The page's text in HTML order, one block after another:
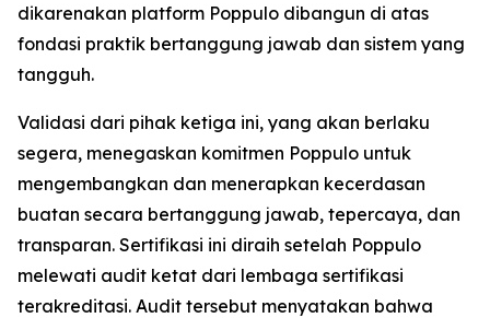
dikarenakan platform Poppulo dibangun di atas
fondasi praktik bertanggung jawab dan sistem yang
tangguh.
Validasi dari pihak ketiga ini, yang akan berlaku
segera, menegaskan komitmen Poppulo untuk
mengembangkan dan menerapkan kecerdasan
buatan secara bertanggung jawab, tepercaya, dan
transparan. Sertifikasi ini diraih setelah Poppulo
melewati audit ketat dari lembaga sertifikasi
terakreditasi. Audit tersebut menyatakan bahwa